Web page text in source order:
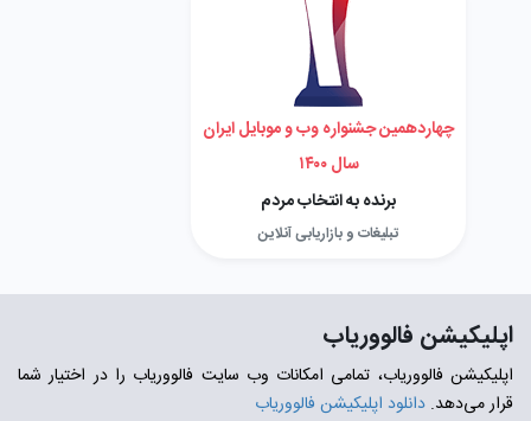
چهاردهمین جشنواره وب و موبایل ایران
سال ۱۴۰۰
برنده به انتخاب مردم
تبلیغات و بازاریابی آنلاین
اپلیکیشن فالووریاب
اپلیکیشن فالووریاب، تمامی امکانات وب سایت فالووریاب را در اختیار شما
قرار می‌دهد. دانلود اپلیکیشن فالووریاب